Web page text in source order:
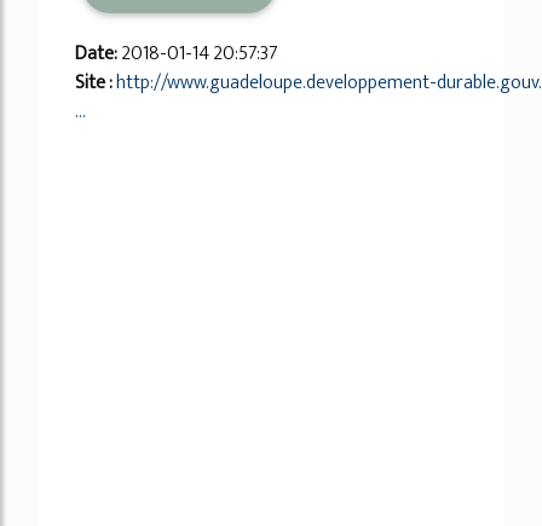
Date:2018-01-14 20:57:37
Site :http://www.guadeloupe.developpement-durable.gouv.
...